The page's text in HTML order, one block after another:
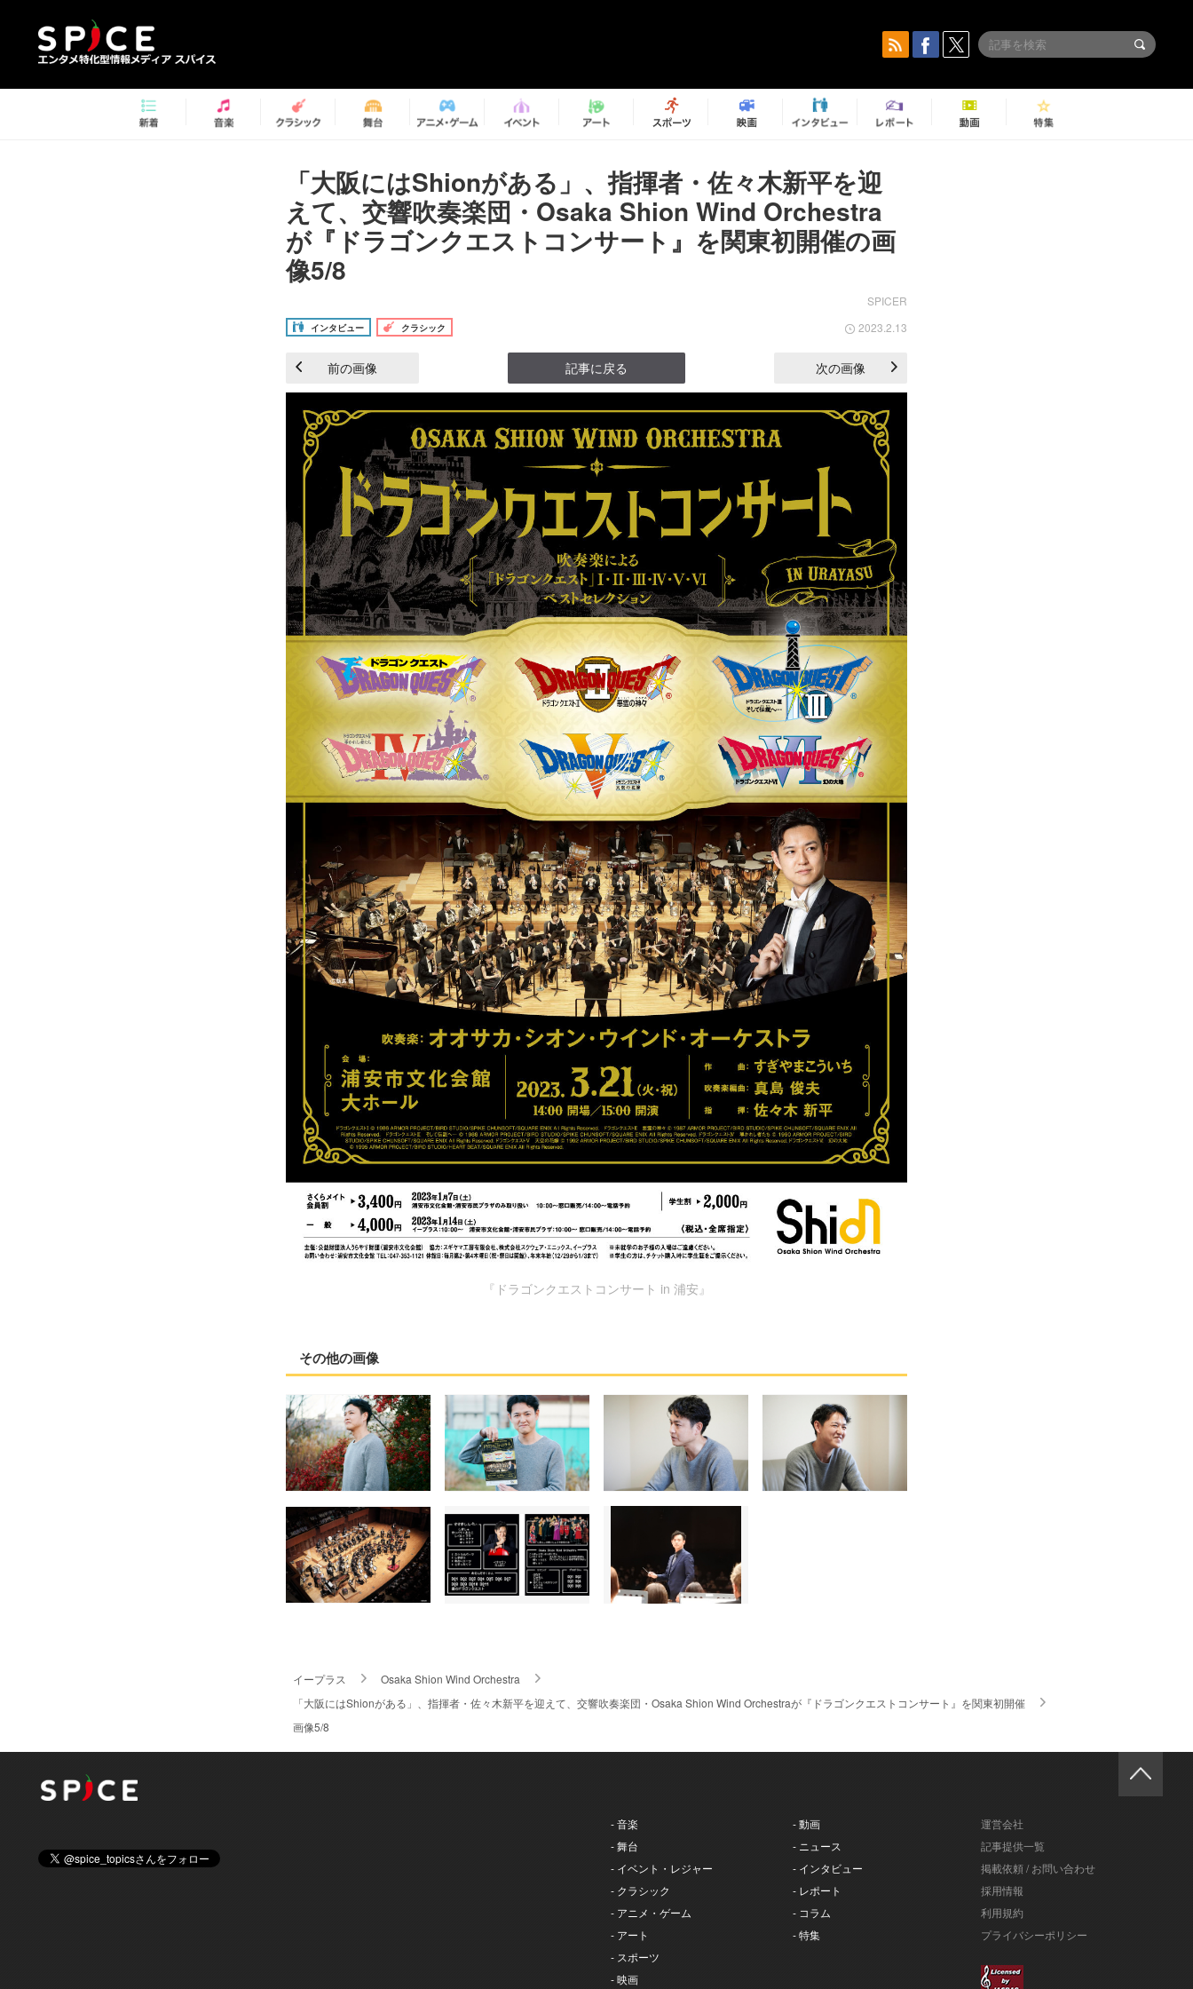
「大阪にはShionがある」、指揮者・佐々木新平を迎
えて、交響吹奏楽団・Osaka Shion Wind Orchestra
が『ドラゴンクエストコンサート』を関東初開催の画
像5/8
SPICER
インタビュー クラシック 2023.2.13
前の画像 記事に戻る 次の画像
『ドラゴンクエストコンサート in 浦安』
その他の画像
イープラス
Osaka Shion Wind Orchestra
「大阪にはShionがある」、指揮者・佐々木新平を迎えて、交響吹奏楽団・Osaka Shion Wind Orchestraが『ドラゴンクエストコンサート』を関東初開催
画像5/8
- 音楽
- 舞台
- イベント・レジャー
- クラシック
- アニメ・ゲーム
- アート
- スポーツ
- 映画
- 動画
- ニュース
- インタビュー
- レポート
- コラム
- 特集
運営会社
記事提供一覧
掲載依頼 / お問い合わせ
採用情報
利用規約
プライバシーポリシー